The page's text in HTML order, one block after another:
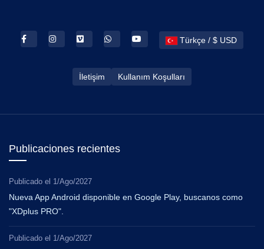
Türkçe / $ USD
İletişim Kullanım Koşulları
Publicaciones recientes
Publicado el 1/Ago/2027
Nueva App Android disponible en Google Play, buscanos como
"XDplus PRO".
Publicado el 1/Ago/2027